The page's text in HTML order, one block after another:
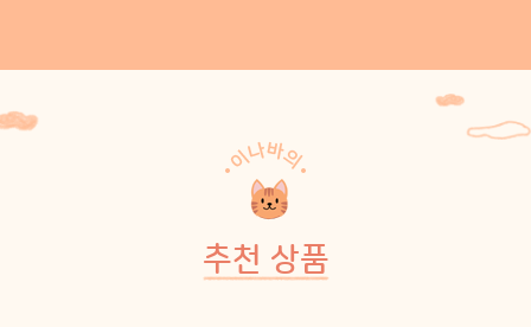
추천 상품